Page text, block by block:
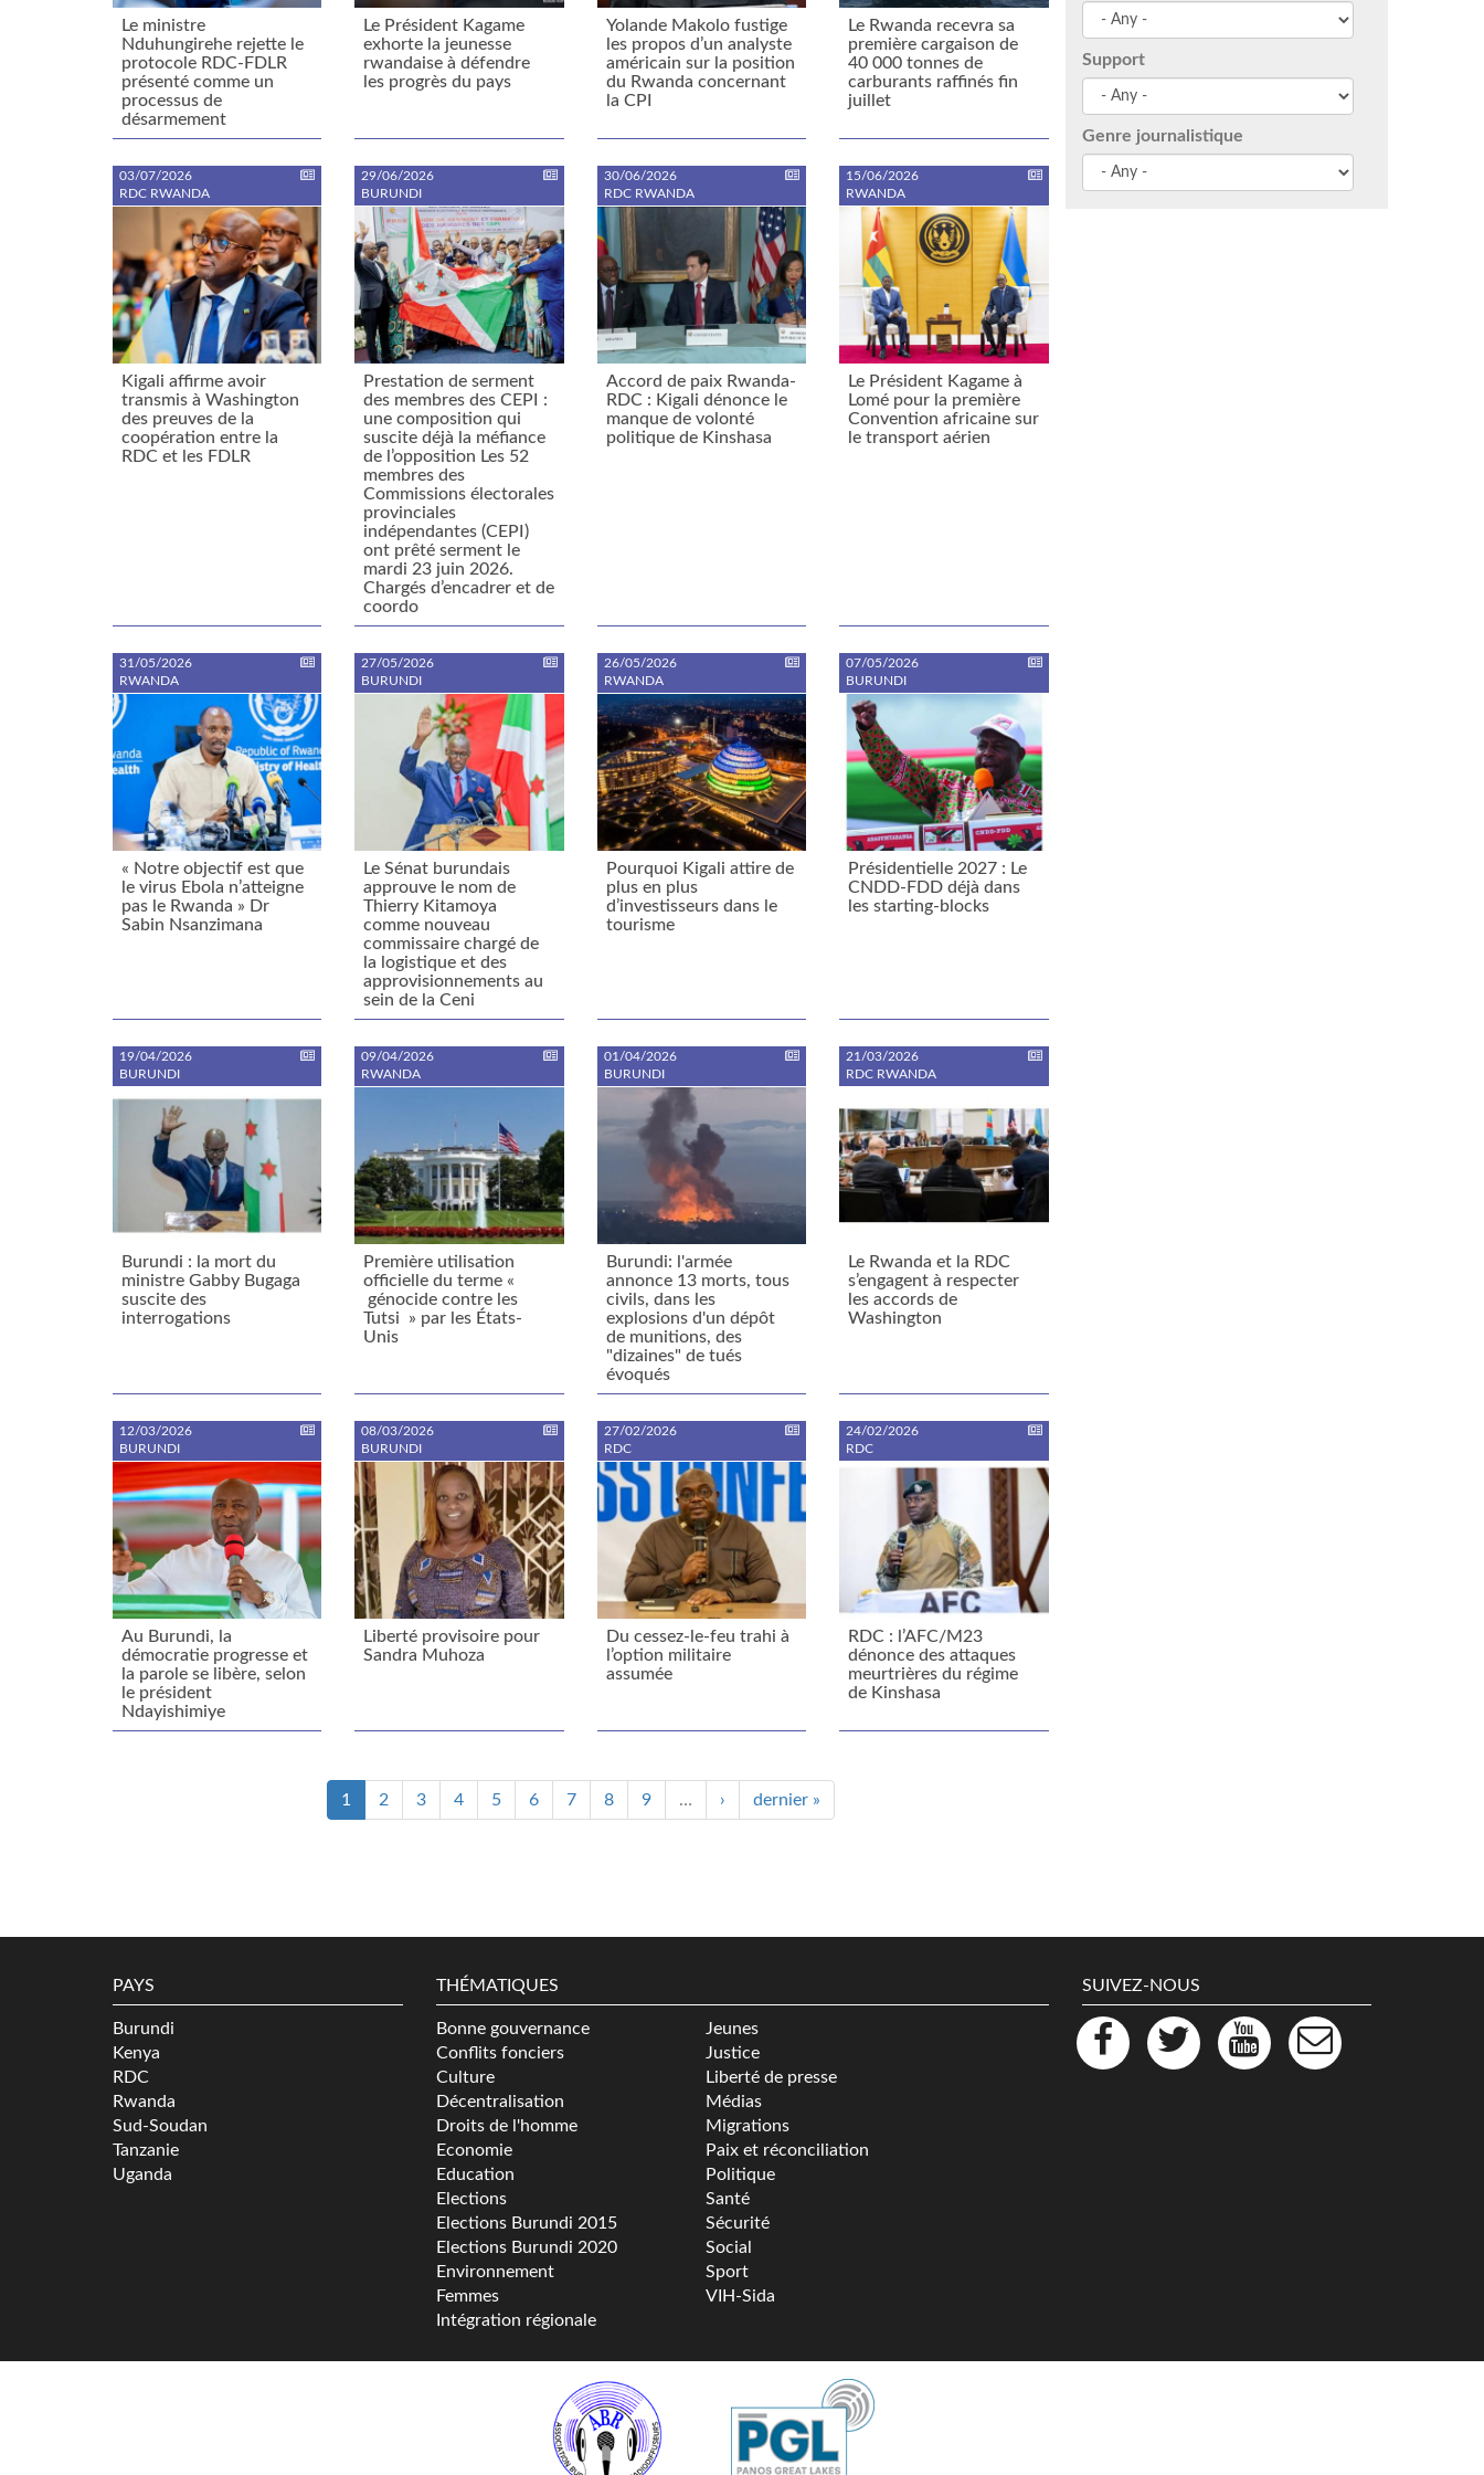
Le ministre
Nduhungirehe rejette le
protocole RDC-FDLR
présenté comme un
processus de
désarmement
Le Président Kagame
exhorte la jeunesse
rwandaise à défendre
les progrès du pays
Yolande Makolo fustige
les propos d’un analyste
américain sur la position
du Rwanda concernant
la CPI
Le Rwanda recevra sa
première cargaison de
40 000 tonnes de
carburants raffinés fin
juillet
03/07/2026
RDC RWANDA
Kigali affirme avoir
transmis à Washington
des preuves de la
coopération entre la
RDC et les FDLR
29/06/2026
BURUNDI
Prestation de serment
des membres des CEPI :
une composition qui
suscite déjà la méfiance
de l’opposition Les 52
membres des
Commissions électorales
provinciales
indépendantes (CEPI)
ont prêté serment le
mardi 23 juin 2026.
Chargés d’encadrer et de
coordo
30/06/2026
RDC RWANDA
Accord de paix Rwanda-
RDC : Kigali dénonce le
manque de volonté
politique de Kinshasa
15/06/2026
RWANDA
Le Président Kagame à
Lomé pour la première
Convention africaine sur
le transport aérien
31/05/2026
RWANDA
« Notre objectif est que
le virus Ebola n’atteigne
pas le Rwanda » Dr
Sabin Nsanzimana
27/05/2026
BURUNDI
Le Sénat burundais
approuve le nom de
Thierry Kitamoya
comme nouveau
commissaire chargé de
la logistique et des
approvisionnements au
sein de la Ceni
26/05/2026
RWANDA
Pourquoi Kigali attire de
plus en plus
d’investisseurs dans le
tourisme
07/05/2026
BURUNDI
Présidentielle 2027 : Le
CNDD-FDD déjà dans
les starting-blocks
19/04/2026
BURUNDI
Burundi : la mort du
ministre Gabby Bugaga
suscite des
interrogations
09/04/2026
RWANDA
Première utilisation
officielle du terme «
génocide contre les
Tutsi » par les États-
Unis
01/04/2026
BURUNDI
Burundi: l'armée
annonce 13 morts, tous
civils, dans les
explosions d'un dépôt
de munitions, des
"dizaines" de tués
évoqués
21/03/2026
RDC RWANDA
Le Rwanda et la RDC
s’engagent à respecter
les accords de
Washington
12/03/2026
BURUNDI
Au Burundi, la
démocratie progresse et
la parole se libère, selon
le président
Ndayishimiye
08/03/2026
BURUNDI
Liberté provisoire pour
Sandra Muhoza
27/02/2026
RDC
Du cessez-le-feu trahi à
l’option militaire
assumée
24/02/2026
RDC
RDC : l’AFC/M23
dénonce des attaques
meurtrières du régime
de Kinshasa
1 2 3 4 5 6 7 8 9 … › dernier »
Support
Genre journalistique
PAYS
Burundi
Kenya
RDC
Rwanda
Sud-Soudan
Tanzanie
Uganda
THÉMATIQUES
Bonne gouvernance
Conflits fonciers
Culture
Décentralisation
Droits de l'homme
Economie
Education
Elections
Elections Burundi 2015
Elections Burundi 2020
Environnement
Femmes
Intégration régionale
Jeunes
Justice
Liberté de presse
Médias
Migrations
Paix et réconciliation
Politique
Santé
Sécurité
Social
Sport
VIH-Sida
SUIVEZ-NOUS